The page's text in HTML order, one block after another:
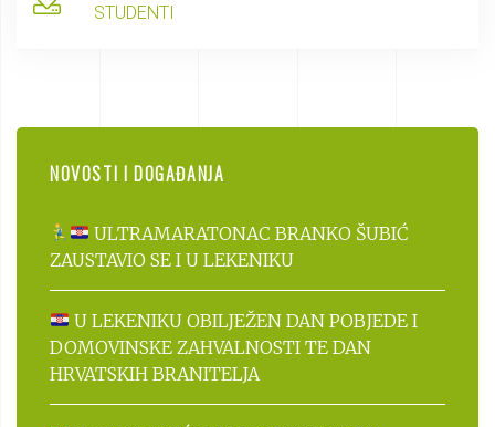
STUDENTI
NOVOSTI I DOGAĐANJA
ULTRAMARATONAC BRANKO ŠUBIĆ
ZAUSTAVIO SE I U LEKENIKU
U LEKENIKU OBILJEŽEN DAN POBJEDE I
DOMOVINSKE ZAHVALNOSTI TE DAN
HRVATSKIH BRANITELJA